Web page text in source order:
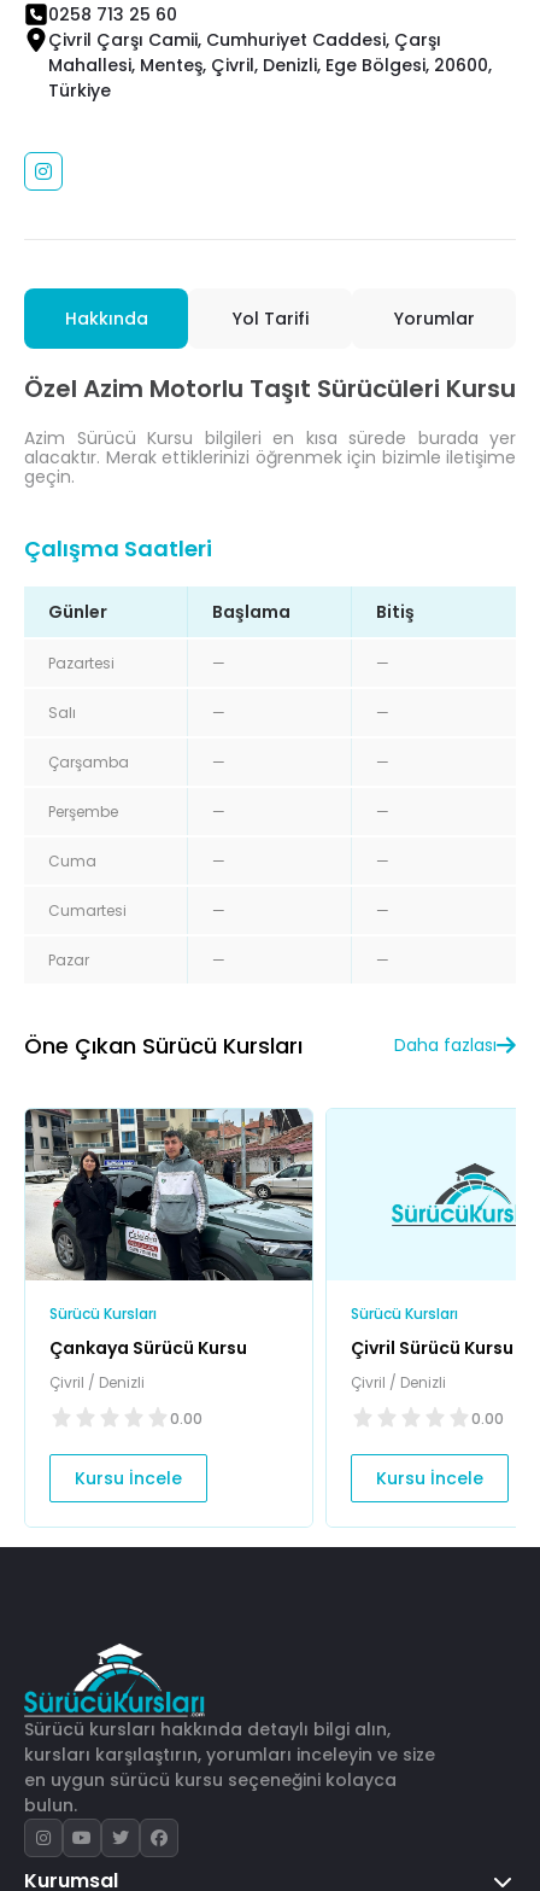
0258 713 25 60
Çivril Çarşı Camii, Cumhuriyet Caddesi, Çarşı
Mahallesi, Menteş, Çivril, Denizli, Ege Bölgesi, 20600,
Türkiye
Hakkında Yol Tarifi Yorumlar
Özel Azim Motorlu Taşıt Sürücüleri Kursu
Azim Sürücü Kursu bilgileri en kısa sürede burada yer
alacaktır. Merak ettiklerinizi öğrenmek için bizimle iletişime
geçin.
Çalışma Saatleri
Günler Başlama Bitiş
Pazartesi — —
Salı — —
Çarşamba — —
Perşembe — —
Cuma — —
Cumartesi — —
Pazar — —
Öne Çıkan Sürücü Kursları Daha fazlası
Sürücü Kursları
Çankaya Sürücü Kursu
Çivril / Denizli
0.00
Kursu İncele
Sürücü Kursları
Çivril Sürücü Kursu
Çivril / Denizli
0.00
Kursu İncele
Sürücü kursları hakkında detaylı bilgi alın,
kursları karşılaştırın, yorumları inceleyin ve size
en uygun sürücü kursu seçeneğini kolayca
bulun.
Kurumsal